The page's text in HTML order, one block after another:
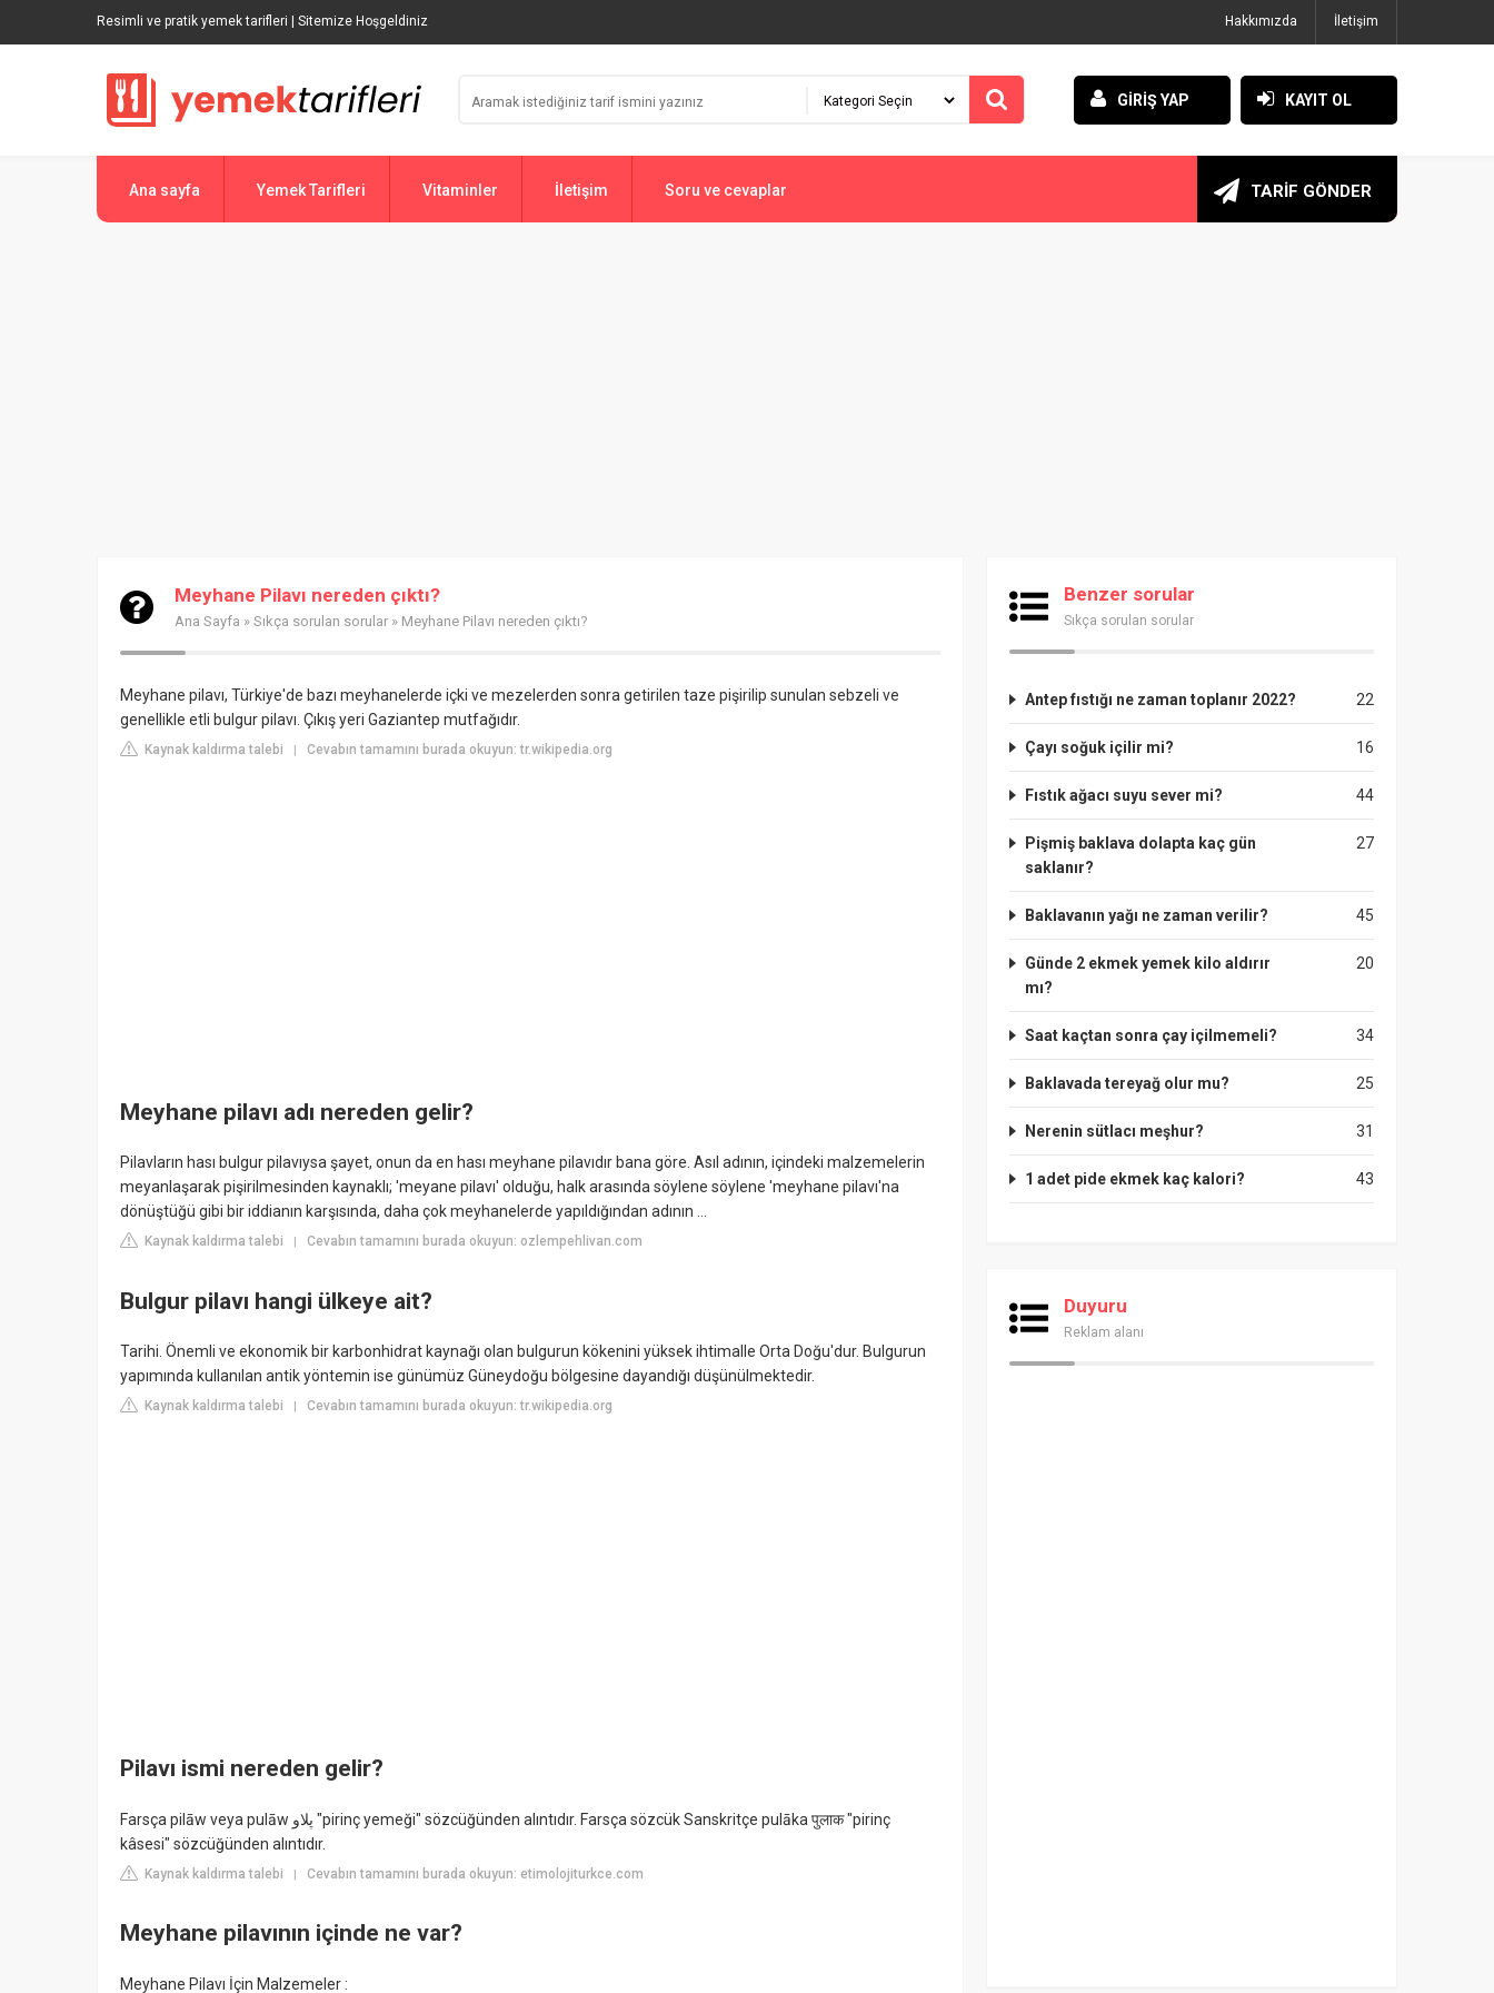
Resimli ve pratik yemek tarifleri | Sitemize Hoşgeldiniz Hakkımızda İletişim
GİRİŞ YAP KAYIT OL
Ana sayfa Yemek Tarifleri Vitaminler İletişim Soru ve cevaplar TARİF GÖNDER
Meyhane Pilavı nereden çıktı?
Ana Sayfa » Sıkça sorulan sorular » Meyhane Pilavı nereden çıktı?
Meyhane pilavı, Türkiye'de bazı meyhanelerde içki ve mezelerden sonra getirilen taze pişirilip sunulan sebzeli ve
genellikle etli bulgur pilavı. Çıkış yeri Gaziantep mutfağıdır.
Kaynak kaldırma talebi | Cevabın tamamını burada okuyun: tr.wikipedia.org
Meyhane pilavı adı nereden gelir?
Pilavların hası bulgur pilavıysa şayet, onun da en hası meyhane pilavıdır bana göre. Asıl adının, içindeki malzemelerin
meyanlaşarak pişirilmesinden kaynaklı; 'meyane pilavı' olduğu, halk arasında söylene söylene 'meyhane pilavı'na
dönüştüğü gibi bir iddianın karşısında, daha çok meyhanelerde yapıldığından adının ...
Kaynak kaldırma talebi Cevabın tamamını burada okuyun: ozlempehlivan.com
Bulgur pilavı hangi ülkeye ait?
Tarihi. Önemli ve ekonomik bir karbonhidrat kaynağı olan bulgurun kökenini yüksek ihtimalle Orta Doğu'dur. Bulgurun
yapımında kullanılan antik yöntemin ise günümüz Güneydoğu bölgesine dayandığı düşünülmektedir.
Kaynak kaldırma talebi Cevabın tamamını burada okuyun: tr.wikipedia.org
Pilavı ismi nereden gelir?
Farsça pilāw veya pulāw پلاو "pirinç yemeği" sözcüğünden alıntıdır. Farsça sözcük Sanskritçe pulāka पुलाक "pirinç
kâsesi" sözcüğünden alıntıdır.
Kaynak kaldırma talebi | Cevabın tamamını burada okuyun: etimolojiturkce.com
Meyhane pilavının içinde ne var?
Meyhane Pilavı İçin Malzemeler :
Benzer sorular
Sıkça sorulan sorular
22
Antep fıstığı ne zaman toplanır 2022?
16
Çayı soğuk içilir mi?
44
Fıstık ağacı suyu sever mi?
27
Pişmiş baklava dolapta kaç gün
saklanır?
45
Baklavanın yağı ne zaman verilir?
20
Günde 2 ekmek yemek kilo aldırır
mı?
34
Saat kaçtan sonra çay içilmemeli?
25
Baklavada tereyağ olur mu?
31
Nerenin sütlacı meşhur?
43
1 adet pide ekmek kaç kalori?
Duyuru
Reklam alanı